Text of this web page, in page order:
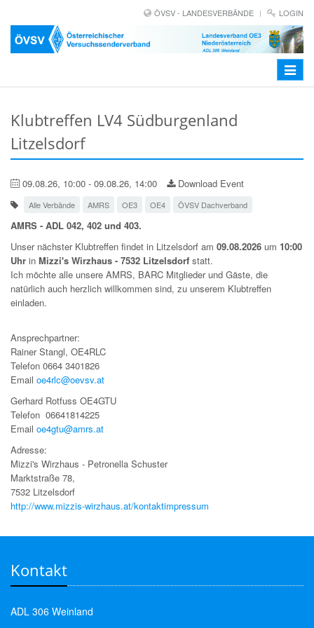
ÖVSV - LANDESVERBÄNDE LOGIN
Toggle
Klubtreffen LV4 Südburgenland
Litzelsdorf
09.08.26, 10:00 - 09.08.26, 14:00 Download Event
Alle Verbände AMRS OE3 OE4 ÖVSV Dachverband
AMRS - ADL 042, 402 und 403.
Unser nächster Klubtreffen findet in Litzelsdorf am 09.08.2026 um 10:00
Uhr in Mizzi's Wirzhaus - 7532 Litzelsdorf statt.
Ich möchte alle unsere AMRS, BARC Mitglieder und Gäste, die
natürlich auch herzlich willkommen sind, zu unserem Klubtreffen
einladen.
Ansprechpartner:
Rainer Stangl, OE4RLC
Telefon 0664 3401826
Email oe4rlc@oevsv.at
Gerhard Rotfuss OE4GTU
Telefon 06641814225
Email oe4gtu@amrs.at
Adresse:
Mizzi's Wirzhaus - Petronella Schuster
Marktstraße 78,
7532 Litzelsdorf
http://www.mizzis-wirzhaus.at/kontaktimpressum
Kontakt
ADL 306 Weinland